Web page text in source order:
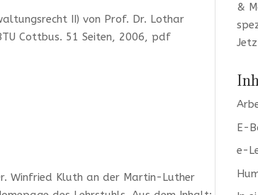
II) von Prof. Dr. Lothar
Cottbus. 51 Seiten, 2006, pdf
Winfried Kluth an der Martin-Luther
&
E-
e-